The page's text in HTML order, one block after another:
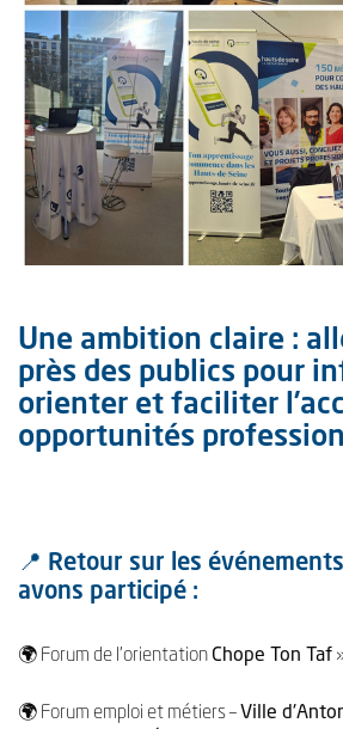
Une ambition claire :
près des publics pour
orienter et faciliter
opportunités
📍 Retour sur les
avons participé :
🌍 Forum de l’orientation Chope Ton Taf
🌍 Forum emploi et métiers – Ville